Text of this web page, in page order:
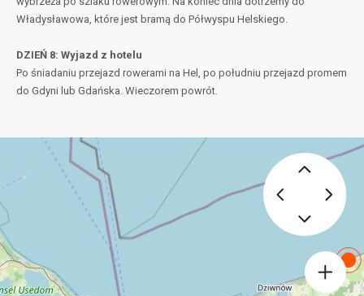
Władysławowa, które jest bramą do Półwyspu Helskiego.
DZIEŃ 8: Wyjazd z hotelu
Po śniadaniu przejazd rowerami na Hel, po południu przejazd promem
do Gdyni lub Gdańska. Wieczorem powrót.